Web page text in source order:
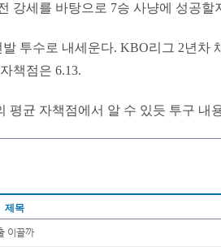
강세를 바탕으로 7승 사냥에 성공할
투수로 내세운다. KBO리그 2년차
책점은 6.13.
평균 자책점에서 알 수 있듯 투구 내
제목
이끌까